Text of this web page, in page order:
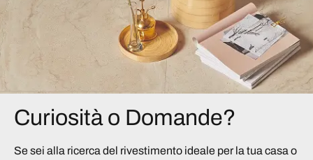
Curiosità o Domande?
Se sei alla ricerca del rivestimento ideale per la tua casa o